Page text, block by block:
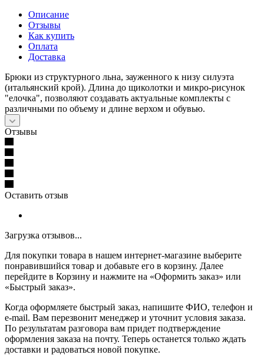
Описание
Отзывы
Как купить
Оплата
Доставка
Брюки из структурного льна, зауженного к низу силуэта
(итальянский крой). Длина до щиколотки и микро-рисунок
"елочка", позволяют создавать актуальные комплекты с
различными по объему и длине верхом и обувью.
Отзывы
Оставить отзыв
Загрузка отзывов...
Для покупки товара в нашем интернет-магазине выберите
понравившийся товар и добавьте его в корзину. Далее
перейдите в Корзину и нажмите на «Оформить заказ» или
«Быстрый заказ».
Когда оформляете быстрый заказ, напишите ФИО, телефон и
e-mail. Вам перезвонит менеджер и уточнит условия заказа.
По результатам разговора вам придет подтверждение
оформления заказа на почту. Теперь останется только ждать
доставки и радоваться новой покупке.